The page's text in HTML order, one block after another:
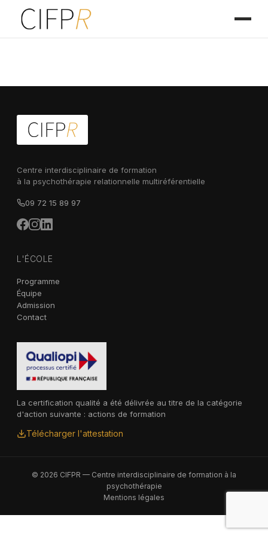
Centre interdisciplinaire de formation
à la psychothérapie relationnelle multiréférentielle
09 72 15 89 97
L'ÉCOLE
Programme
Équipe
Admission
Contact
La certification qualité a été délivrée au titre de la catégorie
d'action suivante : actions de formation
Télécharger l'attestation
© 2026 CIFPR — Centre interdisciplinaire de formation à la
psychothérapie
Mentions légales